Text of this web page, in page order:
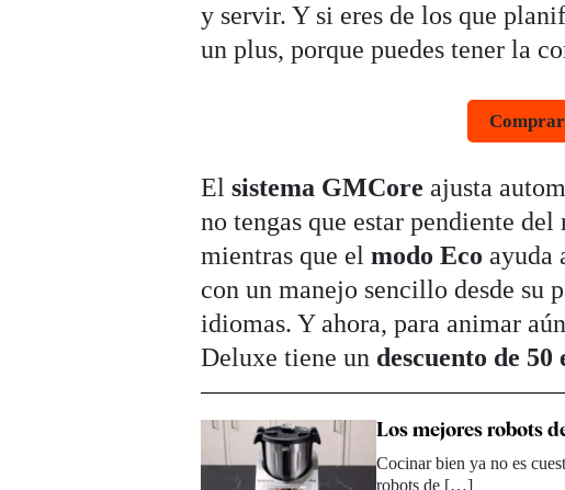
y servir. Y si eres de los que
un plus, porque puedes tener la
Comprar
Elsistema GMCore ajusta
no tengas que estar pendiente
mientras que elmodo Eco ayuda
con un manejo sencillo desde
idiomas. Y ahora, para animar
Deluxe tiene un descuento de 50
Los mejores robots
Cocinar bien ya no es
robots de […]